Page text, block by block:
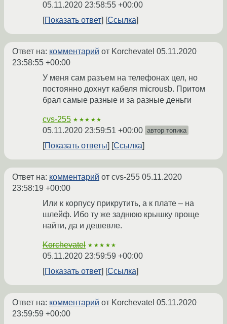
05.11.2020 23:58:55 +00:00
Показать ответ
Ссылка
Ответ на: комментарий от Korchevatel 05.11.2020
23:58:55 +00:00
У меня сам разъем на телефонах цел, но
постоянно дохнут кабеля microusb. Притом
брал самые разные и за разные деньги
cvs-255 ★★★★★
05.11.2020 23:59:51 +00:00 автор топика
Показать ответы Ссылка
Ответ на: комментарий от cvs-255 05.11.2020
23:58:19 +00:00
Или к корпусу прикрутить, а к плате – на
шлейф. Ибо ту же заднюю крышку проще
найти, да и дешевле.
Korchevatel ★★★★★
05.11.2020 23:59:59 +00:00
Показать ответ
Ссылка
Ответ на: комментарий от Korchevatel 05.11.2020
23:59:59 +00:00